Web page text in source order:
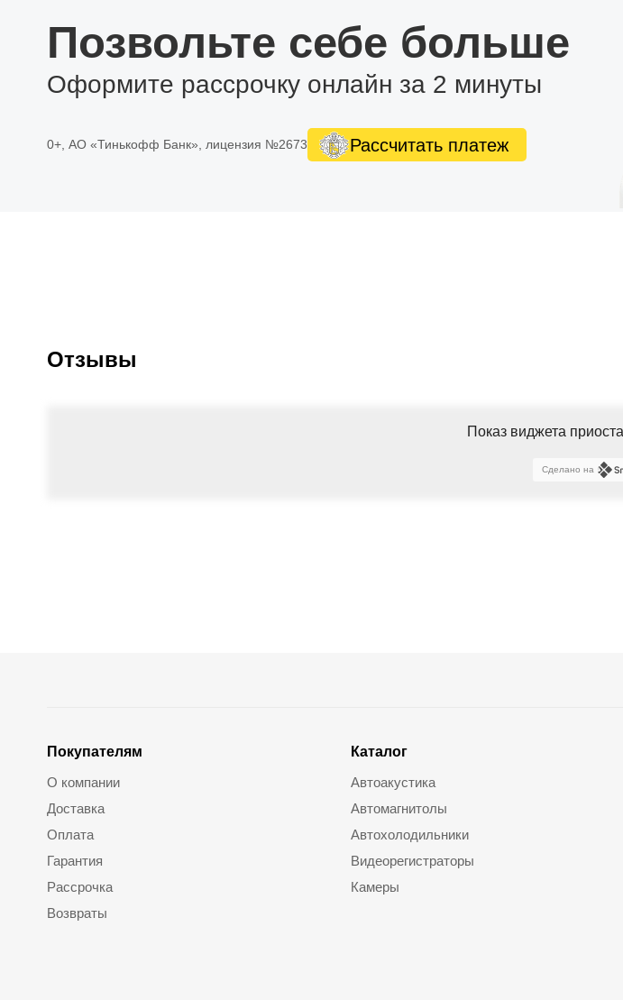
Позвольте себе больше
Оформите рассрочку онлайн за 2 минуты
0+, АО «Тинькофф Банк», лицензия №2673 Рассчитать платеж
Отзывы
Показ виджета
Сделано на
Покупателям
О компании
Доставка
Оплата
Гарантия
Рассрочка
Возвраты
Каталог
Автоакустика
Автомагнитолы
Автохолодильники
Видеорегистраторы
Камеры